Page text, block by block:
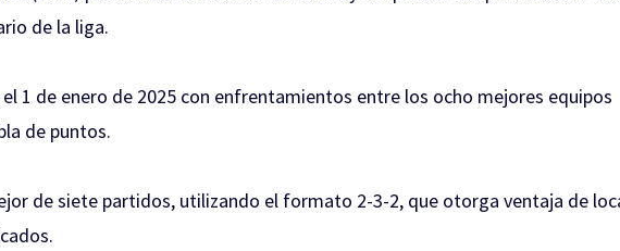
de la liga.
1 de enero de 2025 con enfrentamientos entre los ocho mejores equipos
de puntos.
de siete partidos, utilizando el formato 2-3-2, que otorga ventaja de